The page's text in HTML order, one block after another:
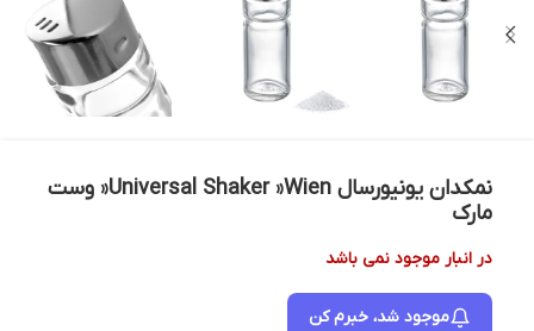
نمکدان یونیورسال Universal Shaker »Wien« وست
مارک
در انبار موجود نمی باشد
موجود شد، خبرم کن